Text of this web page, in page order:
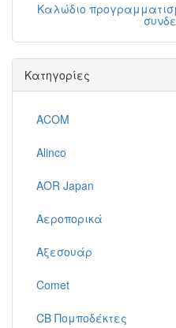
Καλώδιο
Κατηγορίες
ACOM
Alinco
AOR Japan
Αεροπορικά
Αξεσουάρ
Comet
CB Πομποδέκτες